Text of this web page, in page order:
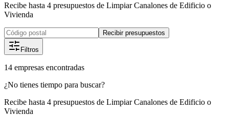
Recibe hasta 4 presupuestos de Limpiar Canalones de Edificio o
Vivienda
Recibir presupuestos
Filtros
14 empresas encontradas
¿No tienes tiempo para buscar?
Recibe hasta 4 presupuestos de Limpiar Canalones de Edificio o
Vivienda